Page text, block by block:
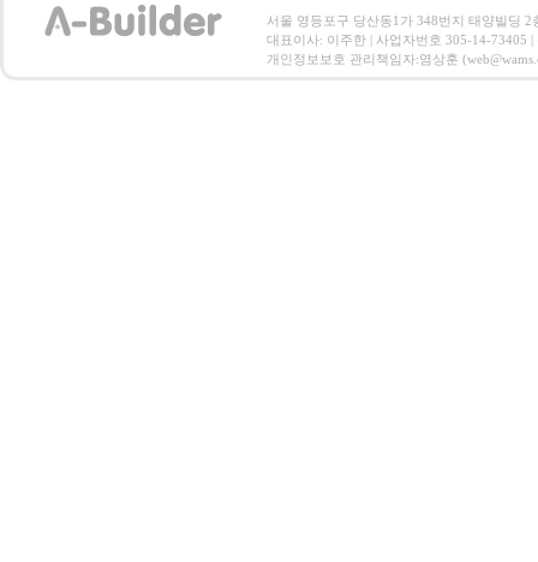
서울 영등포구 당산동1가 348번지 태양빌딩
대표이사: 이주한 | 사업자번호 305-14-73405
개인정보보호 관리책임자:염상훈